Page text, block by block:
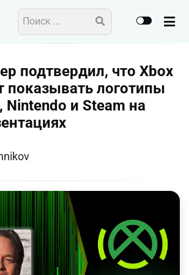
подтвердил, что Xbox
показывать логотипы
Nintendo и Steam на